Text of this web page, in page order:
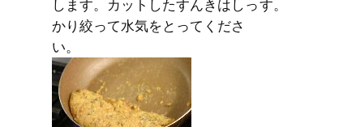
します。カットしたすんきはしっ
かり絞って水気をとってくださ
い。
す。